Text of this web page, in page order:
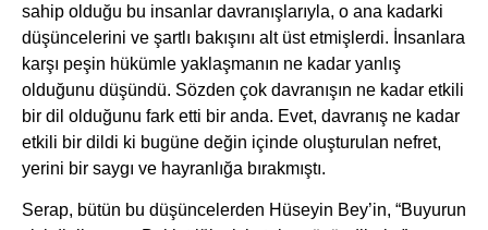
sahip olduğu bu insanlar davranışlarıyla, o ana kadarki
düşüncelerini ve şartlı bakışını alt üst etmişlerdi. İnsanlara
karşı peşin hükümle yaklaşmanın ne kadar yanlış
olduğunu düşündü. Sözden çok davranışın ne kadar etkili
bir dil olduğunu fark etti bir anda. Evet, davranış ne kadar
etkili bir dildi ki bugüne değin içinde oluşturulan nefret,
yerini bir saygı ve hayranlığa bırakmıştı.
Serap, bütün bu düşüncelerden Hüseyin Bey’in, “Buyurun